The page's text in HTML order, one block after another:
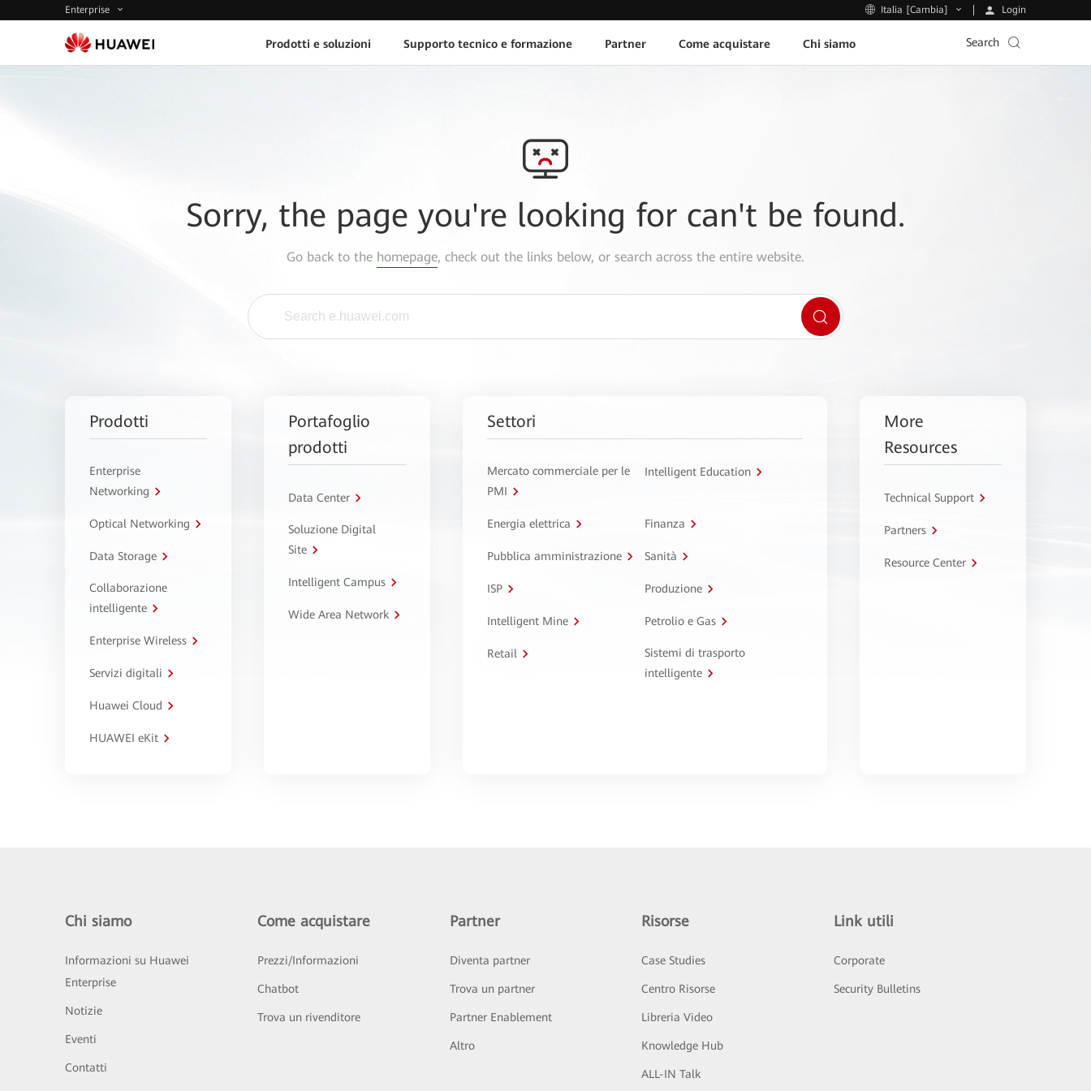
Enterprise Italia [Cambia] Login
Prodotti e soluzioni Supporto tecnico e formazione Partner Come acquistare Chi siamo Search
Sorry, the page you're looking for can't be found.
Go back to the homepage, check out the links below, or search across the entire website.
Prodotti
Enterprise
Networking
Optical Networking
Data Storage
Collaborazione
intelligente
Enterprise Wireless
Servizi digitali
Huawei Cloud
HUAWEI eKit
Portafoglio
prodotti
Data Center
Soluzione Digital
Site
Intelligent Campus
Wide Area Network
Settori
Mercato commerciale per le
PMI
Intelligent Education
Energia elettrica Finanza
Pubblica amministrazione Sanità
ISP Produzione
Intelligent Mine Petrolio e Gas
Retail
Sistemi di trasporto
intelligente
More
Resources
Technical Support
Partners
Resource Center
Chi siamo
Informazioni su Huawei
Enterprise
Notizie
Eventi
Contatti
Come acquistare
Prezzi/Informazioni
Chatbot
Trova un rivenditore
Partner
Diventa partner
Trova un partner
Partner Enablement
Altro
Risorse
Case Studies
Centro Risorse
Libreria Video
Knowledge Hub
ALL-IN Talk
Link utili
Corporate
Security Bulletins